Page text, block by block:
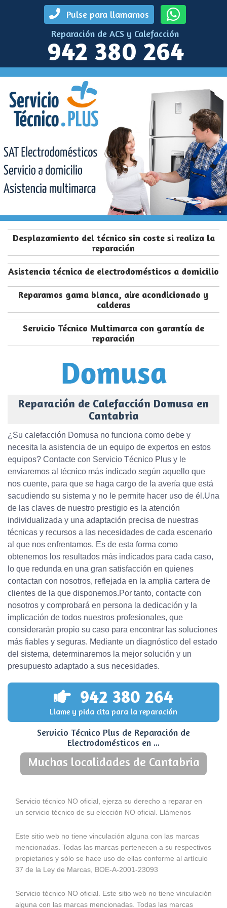
Pulse para llamarnos
Reparación de ACS y Calefacción
942 380 264
Desplazamiento del técnico sin coste si realiza la
reparación
Asistencia técnica de electrodomésticos a domicilio
Reparamos gama blanca, aire acondicionado y
calderas
Servicio Técnico Multimarca con garantía de
reparación
Reparación de Calefacción Domusa en
Cantabria
¿Su calefacción Domusa no funciona como debe y
necesita la asistencia de un equipo de expertos en estos
equipos? Contacte con Servicio Técnico Plus y le
enviaremos al técnico más indicado según aquello que
nos cuente, para que se haga cargo de la avería que está
sacudiendo su sistema y no le permite hacer uso de él.Una
de las claves de nuestro prestigio es la atención
individualizada y una adaptación precisa de nuestras
técnicas y recursos a las necesidades de cada escenario
al que nos enfrentamos. Es de esta forma como
obtenemos los resultados más indicados para cada caso,
lo que redunda en una gran satisfacción en quienes
contactan con nosotros, reflejada en la amplia cartera de
clientes de la que disponemos.Por tanto, contacte con
nosotros y comprobará en persona la dedicación y la
implicación de todos nuestros profesionales, que
considerarán propio su caso para encontrar las soluciones
más fiables y seguras. Mediante un diagnóstico del estado
del sistema, determinaremos la mejor solución y un
presupuesto adaptado a sus necesidades.
942 380 264
Llame y pida cita para la reparación
Servicio Técnico Plus de Reparación de
Electrodomésticos en ...
Muchas localidades de Cantabria
Servicio técnico NO oficial, ejerza su derecho a reparar en
un servicio técnico de su elección NO oficial. Llámenos
Este sitio web no tiene vinculación alguna con las marcas
mencionadas. Todas las marcas pertenecen a su respectivos
propietarios y sólo se hace uso de ellas conforme al artículo
37 de la Ley de Marcas, BOE-A-2001-23093
Servicio técnico NO oficial. Este sitio web no tiene vinculación
alguna con las marcas mencionadas. Todas las marcas